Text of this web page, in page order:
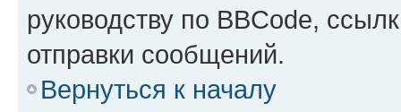
руководству по BBCode,
отправки сообщений.
Вернуться к началу